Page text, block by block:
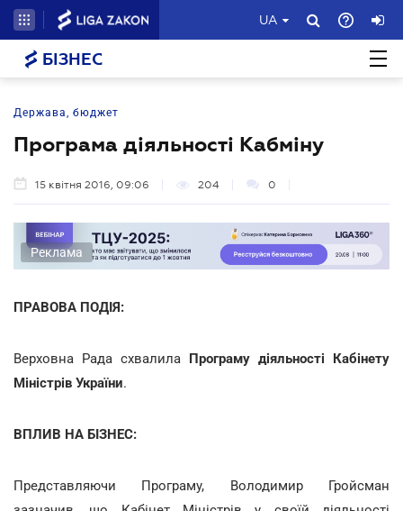
UA
БІЗНЕС
Держава, бюджет
Програма діяльності Кабміну
15 квітня 2016, 09:06 204 0
Реклама
ПРАВОВА ПОДІЯ:
Верховна Рада схвалила Програму діяльності Кабінету
Міністрів України.
ВПЛИВ НА БІЗНЕС:
Представляючи Програму, Володимир Гройсман